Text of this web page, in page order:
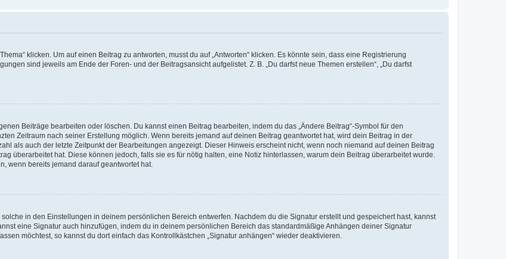
klicken. Um auf einen Beitrag zu antworten, musst du auf „Antworten“ klicken. Es könnte sein, dass eine Registrierung
sind jeweils am Ende der Foren- und der Beitragsansicht aufgelistet. Z. B. „Du darfst neue Themen erstellen“, „Du darfst
Beiträge bearbeiten oder löschen. Du kannst einen Beitrag bearbeiten, indem du das „Ändere Beitrag“-Symbol für den
Zeitraum nach seiner Erstellung möglich. Wenn bereits jemand auf deinen Beitrag geantwortet hat, wird dein Beitrag in der
als auch der letzte Zeitpunkt der Bearbeitungen angezeigt. Dieser Hinweis erscheint nicht, wenn noch niemand auf deinen Beitrag
überarbeitet hat. Diese können jedoch, falls sie es für nötig halten, eine Notiz hinterlassen, warum dein Beitrag überarbeitet wurde.
wenn bereits jemand darauf geantwortet hat.
in den Einstellungen in deinem persönlichen Bereich entwerfen. Nachdem du die Signatur erstellt und gespeichert hast, kannst
eine Signatur auch hinzufügen, indem du in deinem persönlichen Bereich das standardmäßige Anhängen deiner Signatur
möchtest, so kannst du dort einfach das Kontrollkästchen „Signatur anhängen“ wieder deaktivieren.